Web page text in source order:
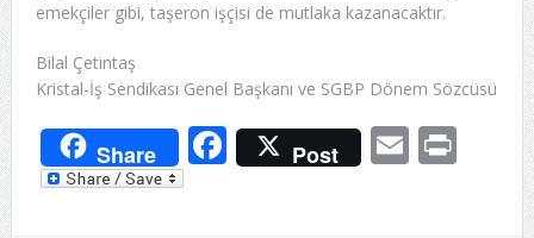
emekçiler gibi, taşeron işçisi de mutlaka kazanacaktır.
Bilal Çetintaş
Kristal-İş Sendikası Genel Başkanı ve SGBP Dönem Sözcüsü
Share Facebook
Post Email